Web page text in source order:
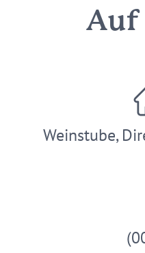
Auf
Weinstube,